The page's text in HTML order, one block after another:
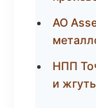
АО
НПП
и